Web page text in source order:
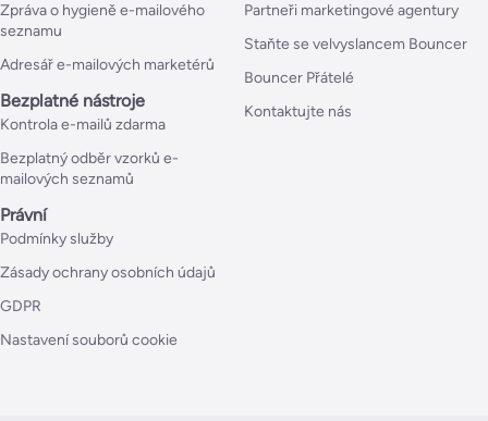
Zpráva o hygieně e-mailového
seznamu
Adresář e-mailových marketérů
Bezplatné nástroje
Kontrola e-mailů zdarma
Bezplatný odběr vzorků e-
mailových seznamů
Partneři marketingové agentury
Staňte se velvyslancem Bouncer
Bouncer Přátelé
Kontaktujte nás
Právní
Podmínky služby
Zásady ochrany osobních údajů
GDPR
Nastavení souborů cookie